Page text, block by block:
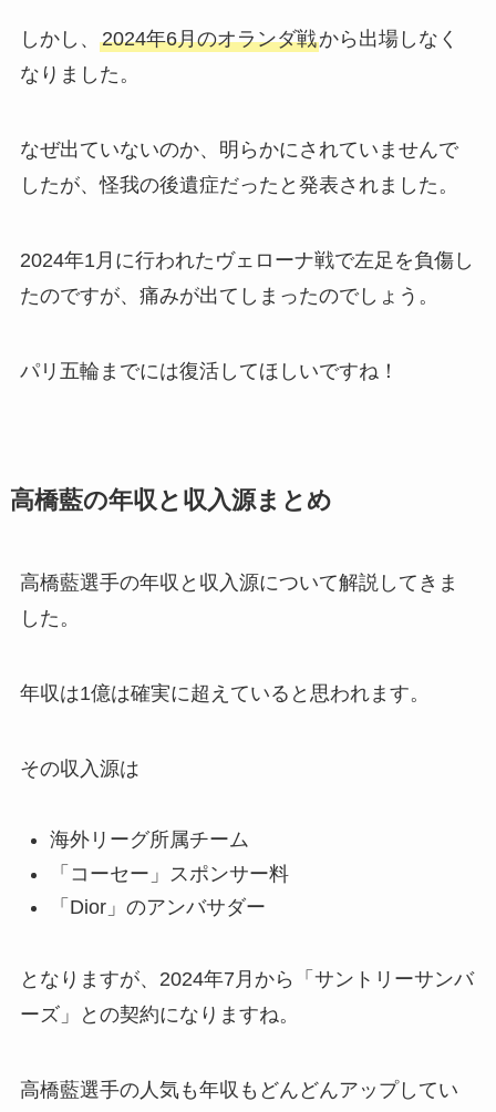
しかし、 2024年6月のオランダ戦から出場しなく
なりました。
なぜ出ていないのか、明らかにされていませんで
したが、怪我の後遺症だったと発表されました。
2024年1月に行われたヴェローナ戦で左足を負傷し
たのですが、痛みが出てしまったのでしょう。
パリ五輪までには復活してほしいですね！
高橋藍の年収と収入源まとめ
高橋藍選手の年収と収入源について解説してきま
した。
年収は1億は確実に超えていると思われます。
その収入源は
海外リーグ所属チーム
「コーセー」スポンサー料
「Dior」のアンバサダー
となりますが、2024年7月から「サントリーサンバ
ーズ」との契約になりますね。
高橋藍選手の人気も年収もどんどんアップしてい